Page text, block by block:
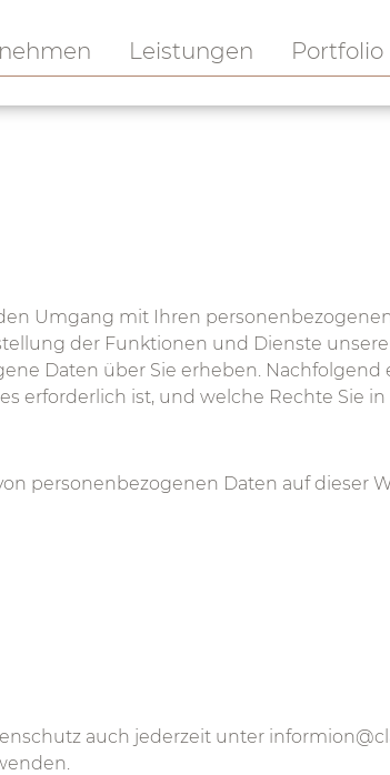
Leistungen Portfolio
Umgang mit Ihren
der Funktionen und Dienste
Daten über Sie erheben. Nachfolgend
erforderlich ist, und welche Rechte Sie
personenbezogenen Daten auf dieser
auch jederzeit unter